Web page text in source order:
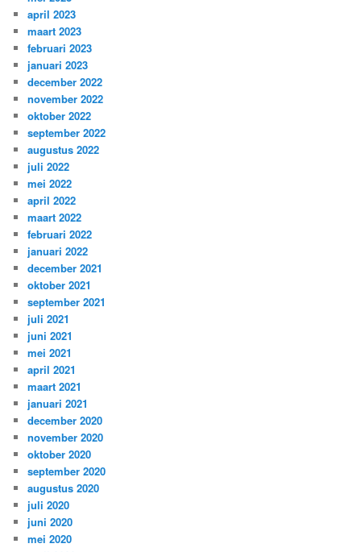
april 2023
maart 2023
februari 2023
januari 2023
december 2022
november 2022
oktober 2022
september 2022
augustus 2022
juli 2022
mei 2022
april 2022
maart 2022
februari 2022
januari 2022
december 2021
oktober 2021
september 2021
juli 2021
juni 2021
mei 2021
april 2021
maart 2021
januari 2021
december 2020
november 2020
oktober 2020
september 2020
augustus 2020
juli 2020
juni 2020
mei 2020